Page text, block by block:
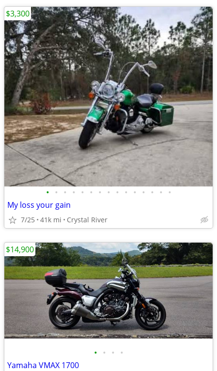
• • • • • • • • • • • • • • •
My loss your gain
7/25 41k mi Crystal River
$3,300
• • • •
Yamaha VMAX 1700
$14,900